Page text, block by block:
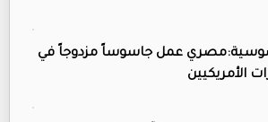
عمل جاسوساً مزدوجاً في
الأمريكيين